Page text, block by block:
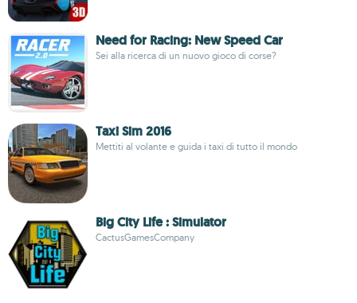
Need for Racing: New Speed Car
Sei alla ricerca di un nuovo gioco di corse?
Taxi Sim 2016
Mettiti al volante e guida i taxi di tutto il mondo
Big City Life : Simulator
CactusGamesCompany